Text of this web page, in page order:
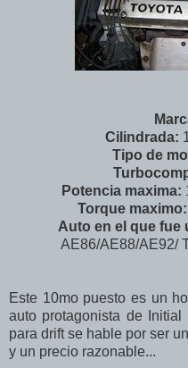
Cilindrada:
Tipo de
Potencia maxima:
Torque maximo:
Auto en el que fue
AE86/AE88/AE92/
Este 10mo puesto es un
auto protagonista de
para drift se hable por ser
y un precio razonable...